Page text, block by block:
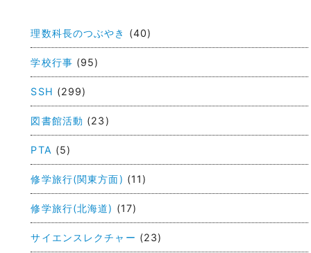
ナ
ビ
ゲ
ー
シ
ョ
ン
理数科長のつぶやき (40)
学校行事 (95)
SSH (299)
図書館活動 (23)
PTA (5)
修学旅行(関東方面) (11)
修学旅行(北海道) (17)
サイエンスレクチャー (23)